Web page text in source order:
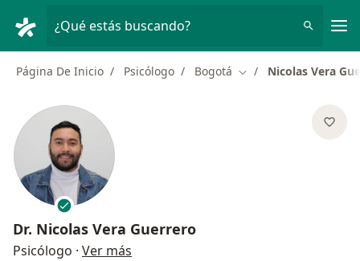
¿Qué estás buscando?
Página De Inicio Psicólogo Bogotá Cambiar de ciudad
Nicolas Vera
Dr. Nicolas Vera Guerrero
Psicólogo · Ver más